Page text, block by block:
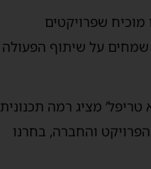
מוכיח שפרויקטים
שמחים על שיתוף הפעולה
מציג רמה תכנונית
והחברה, בחרנו